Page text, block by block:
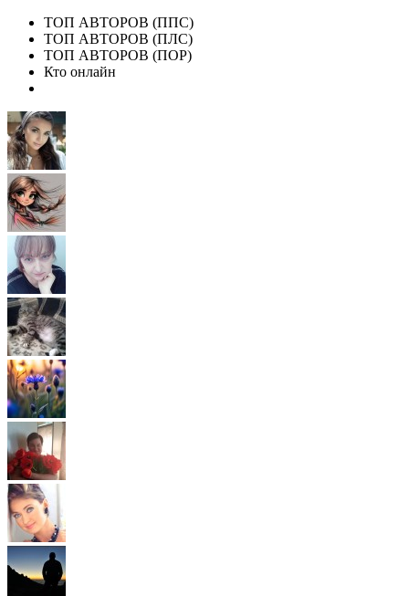
ТОП АВТОРОВ (ППС)
ТОП АВТОРОВ (ПЛС)
ТОП АВТОРОВ (ПОР)
Кто онлайн